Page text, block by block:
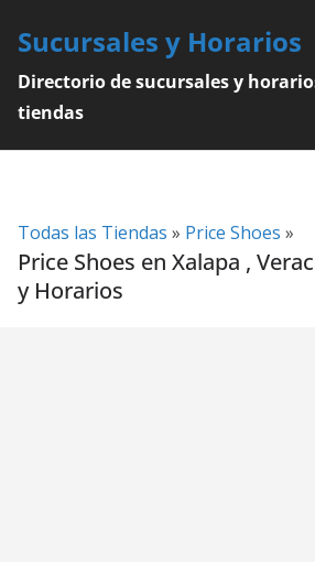
content
Sucursales y Horarios
Directorio de sucursales y
tiendas
Todas las Tiendas » Price Shoes »
Price Shoes en Xalapa ,
y Horarios